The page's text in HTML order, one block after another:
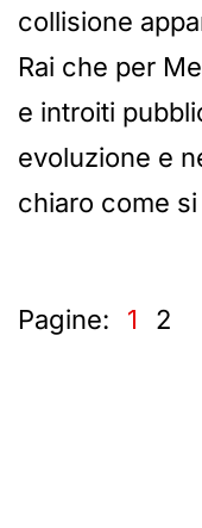
collisione
Rai che per
e introiti
evoluzione e
chiaro come
Pagine: 1 2